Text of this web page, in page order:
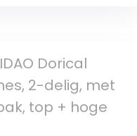
Dorical
2-delig, met
top + hoge